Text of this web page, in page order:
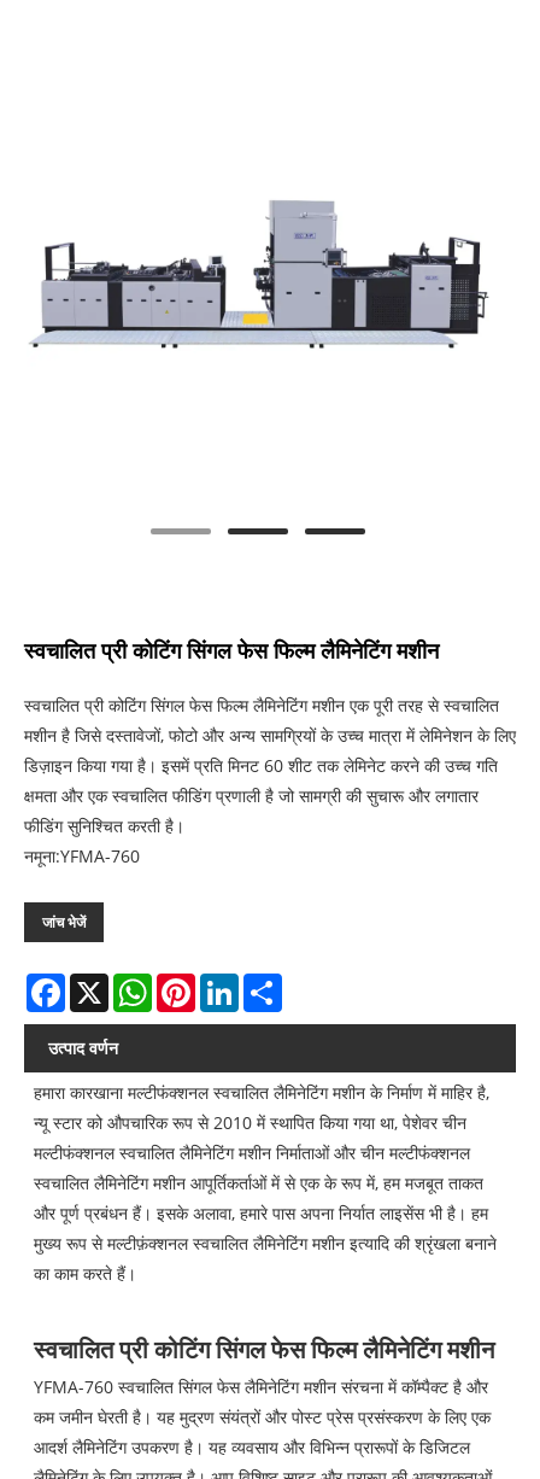
स्वचालित प्री कोटिंग सिंगल फेस फिल्म लैमिनेटिंग मशीन
स्वचालित प्री कोटिंग सिंगल फेस फिल्म लैमिनेटिंग मशीन एक पूरी तरह से स्वचालित
मशीन है जिसे दस्तावेजों, फोटो और अन्य सामग्रियों के उच्च मात्रा में लेमिनेशन के लिए
डिज़ाइन किया गया है। इसमें प्रति मिनट 60 शीट तक लेमिनेट करने की उच्च गति
क्षमता और एक स्वचालित फीडिंग प्रणाली है जो सामग्री की सुचारू और लगातार
फीडिंग सुनिश्चित करती है।
नमूना:YFMA-760
जांच भेजें
Facebook
X WhatsAppPinterestLinkedIn
उत्पाद वर्णन
हमारा कारखाना मल्टीफंक्शनल स्वचालित लैमिनेटिंग मशीन के निर्माण में माहिर है,
न्यू स्टार को औपचारिक रूप से 2010 में स्थापित किया गया था, पेशेवर चीन
मल्टीफंक्शनल स्वचालित लैमिनेटिंग मशीन निर्माताओं और चीन मल्टीफंक्शनल
स्वचालित लैमिनेटिंग मशीन आपूर्तिकर्ताओं में से एक के रूप में, हम मजबूत ताकत
और पूर्ण प्रबंधन हैं। इसके अलावा, हमारे पास अपना निर्यात लाइसेंस भी है। हम
मुख्य रूप से मल्टीफ़ंक्शनल स्वचालित लैमिनेटिंग मशीन इत्यादि की श्रृंखला बनाने
का काम करते हैं।
स्वचालित प्री कोटिंग सिंगल फेस फिल्म लैमिनेटिंग मशीन
YFMA-760 स्वचालित सिंगल फेस लैमिनेटिंग मशीन संरचना में कॉम्पैक्ट है और
कम जमीन घेरती है। यह मुद्रण संयंत्रों और पोस्ट प्रेस प्रसंस्करण के लिए एक
आदर्श लैमिनेटिंग उपकरण है। यह व्यवसाय और विभिन्न प्रारूपों के डिजिटल